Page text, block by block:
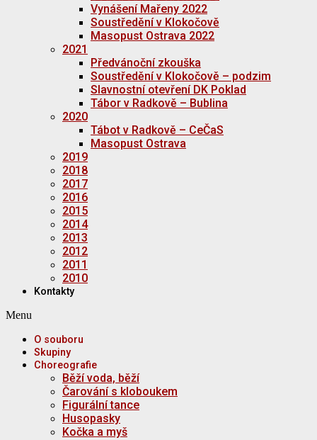
Vynášení Mařeny 2022
Soustředění v Klokočově
Masopust Ostrava 2022
2021
Předvánoční zkouška
Soustředění v Klokočově – podzim
Slavnostní otevření DK Poklad
Tábor v Radkově – Bublina
2020
Tábot v Radkově – CeČaS
Masopust Ostrava
2019
2018
2017
2016
2015
2014
2013
2012
2011
2010
Kontakty
Menu
O souboru
Skupiny
Choreografie
Běží voda, běží
Čarování s kloboukem
Figurální tance
Husopasky
Kočka a myš